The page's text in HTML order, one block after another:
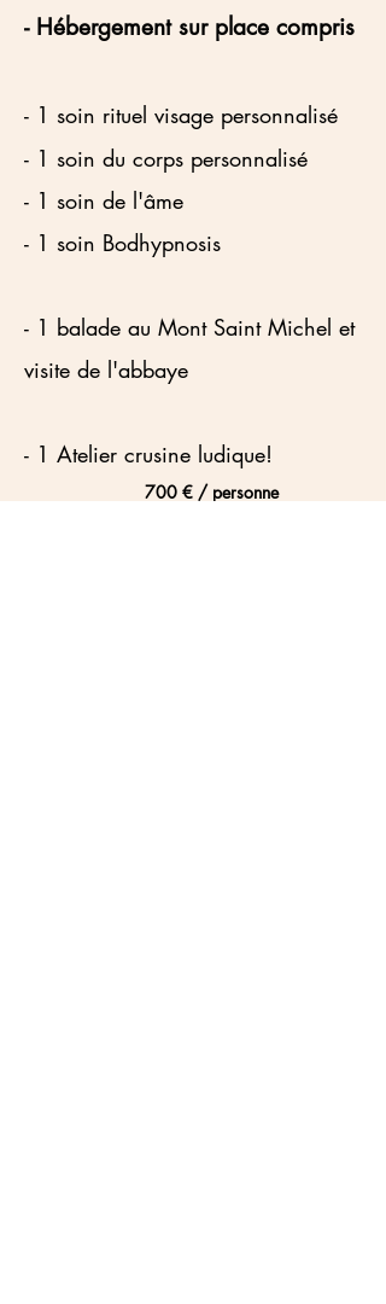
- Hébergement sur place compris
- 1 soin rituel visage personnalisé
- 1 soin du corps personnalisé
- 1 soin de l'âme
- 1 soin Bodhypnosis
- 1 balade au Mont Saint Michel et
visite de l'abbaye
- 1 Atelier crusine ludique!
700 € / personne